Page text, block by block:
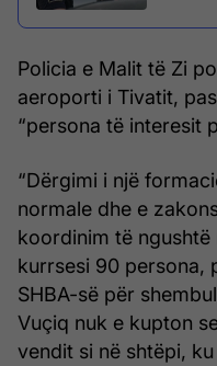
Policia e Malit të Zi
aeroporti i Tivatit,
“persona të interesit
“Dërgimi i një
normale dhe e
koordinim të
kurrsesi 90 persona,
SHBA-së për
Vuçiq nuk e kupton
vendit si në shtëpi,